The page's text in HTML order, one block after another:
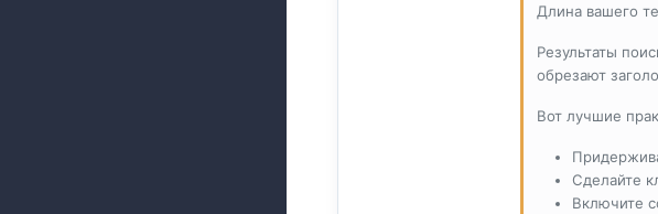
Длина вашего
Результаты
обрезают
Вот лучшие
Сделайте
Включите